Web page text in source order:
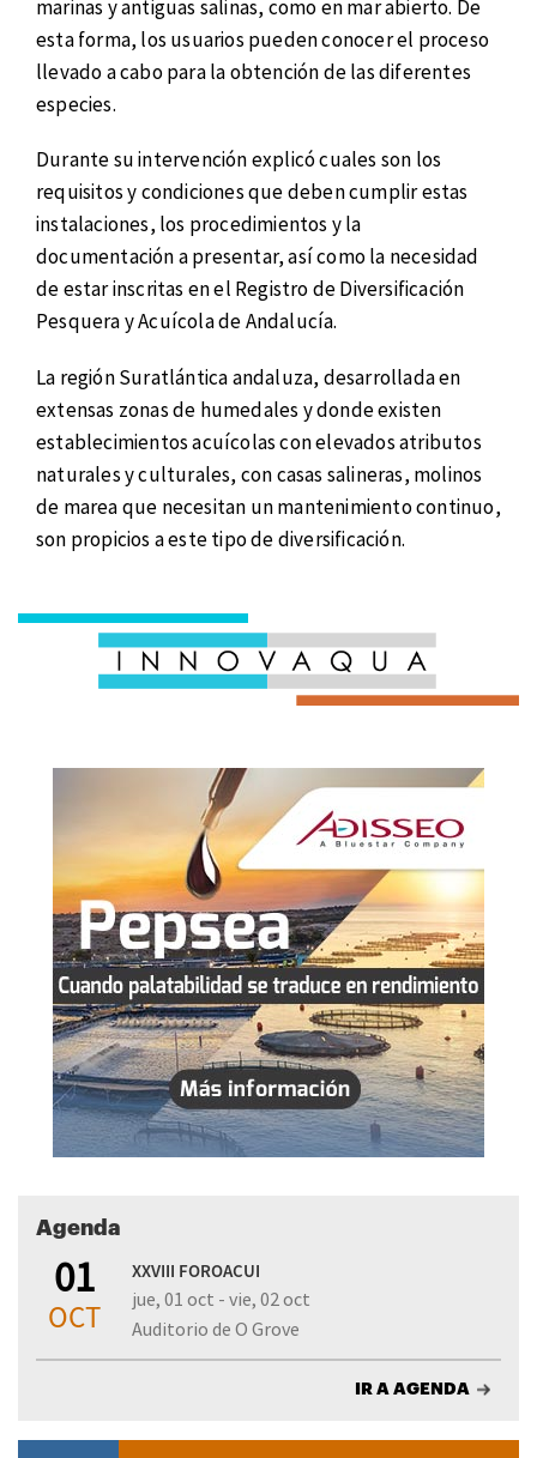
marinas y antiguas salinas, como en mar abierto. De
esta forma, los usuarios pueden conocer el proceso
llevado a cabo para la obtención de las diferentes
especies.
Durante su intervención explicó cuales son los
requisitos y condiciones que deben cumplir estas
instalaciones, los procedimientos y la
documentación a presentar, así como la necesidad
de estar inscritas en el Registro de Diversificación
Pesquera y Acuícola de Andalucía.
La región Suratlántica andaluza, desarrollada en
extensas zonas de humedales y donde existen
establecimientos acuícolas con elevados atributos
naturales y culturales, con casas salineras, molinos
de marea que necesitan un mantenimiento continuo,
son propicios a este tipo de diversificación.
Agenda
01
OCT
XXVIII FOROACUI
jue, 01 oct - vie, 02 oct
Auditorio de O Grove
IR A AGENDA